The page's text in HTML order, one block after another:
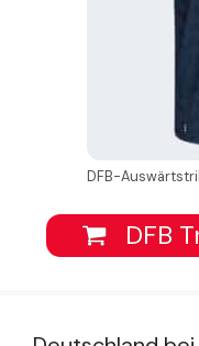
DFB-
DFB